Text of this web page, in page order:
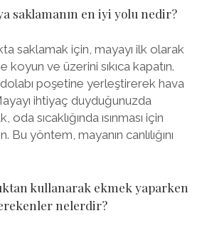
saklamanın en iyi yolu nedir?
saklamak için, mayayı ilk olarak
koyun ve üzerini sıkıca kapatın.
poşetine yerleştirerek hava
ihtiyaç duyduğunuzda
sıcaklığında ısınması için
yöntem, mayanın canlılığını
kullanarak ekmek yaparken
nelerdir?